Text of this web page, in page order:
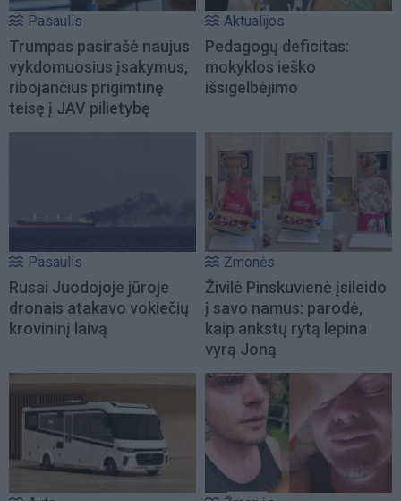
Pasaulis
Trumpas pasirašė naujus
vykdomuosius įsakymus,
ribojančius prigimtinę
teisę į JAV pilietybę
Aktualijos
Pedagogų deficitas:
mokyklos ieško
išsigelbėjimo
Pasaulis
Rusai Juodojoje jūroje
dronais atakavo vokiečių
krovininį laivą
Žmonės
Živilė Pinskuvienė įsileido
į savo namus: parodė,
kaip ankstų rytą lepina
vyrą Joną